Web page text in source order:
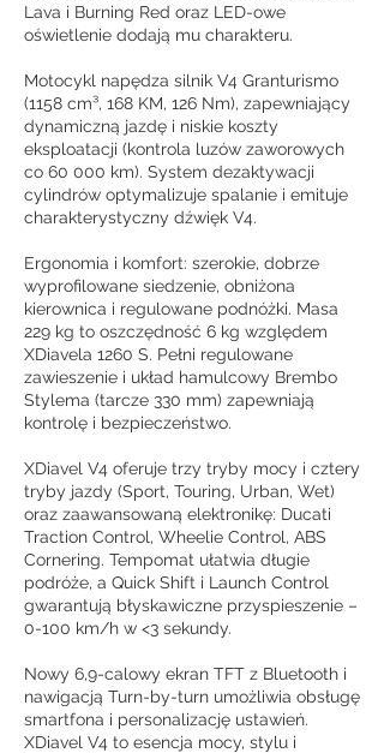
Lava i Burning Red oraz LED-owe
oświetlenie dodają mu charakteru.
Motocykl napędza silnik V4 Granturismo
(1158 cm³, 168 KM, 126 Nm), zapewniający
dynamiczną jazdę i niskie koszty
eksploatacji (kontrola luzów zaworowych
co 60 000 km). System dezaktywacji
cylindrów optymalizuje spalanie i emituje
charakterystyczny dźwięk V4.
Ergonomia i komfort: szerokie, dobrze
wyprofilowane siedzenie, obniżona
kierownica i regulowane podnóżki. Masa
229 kg to oszczędność 6 kg względem
XDiavela 1260 S. Pełni regulowane
zawieszenie i układ hamulcowy Brembo
Stylema (tarcze 330 mm) zapewniają
kontrolę i bezpieczeństwo.
XDiavel V4 oferuje trzy tryby mocy i cztery
tryby jazdy (Sport, Touring, Urban, Wet)
oraz zaawansowaną elektronikę: Ducati
Traction Control, Wheelie Control, ABS
Cornering. Tempomat ułatwia długie
podróże, a Quick Shift i Launch Control
gwarantują błyskawiczne przyspieszenie –
0-100 km/h w <3 sekundy.
Nowy 6,9-calowy ekran TFT z Bluetooth i
nawigacją Turn-by-turn umożliwia obsługę
smartfona i personalizację ustawień.
XDiavel V4 to esencja mocy, stylu i